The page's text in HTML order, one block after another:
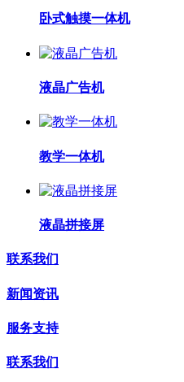
卧式触摸一体机
液晶广告机
教学一体机
液晶拼接屏
联系我们
新闻资讯
服务支持
联系我们